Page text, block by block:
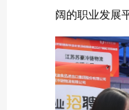
阔的职业发展